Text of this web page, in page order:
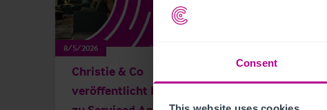
Consent
8/5/2026
Christie & Co
veröffentlicht Marktstudie